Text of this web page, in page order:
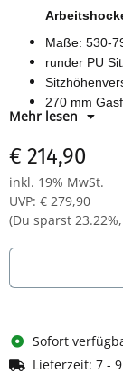
Maße: 530-
runder PU
270 mm
Fußring
Mehr lesen
€ 214,90
inkl. 19% MwSt.
UVP: € 279,90
(Du sparst 23.22%,
Sofort
Lieferzeit: 7 -